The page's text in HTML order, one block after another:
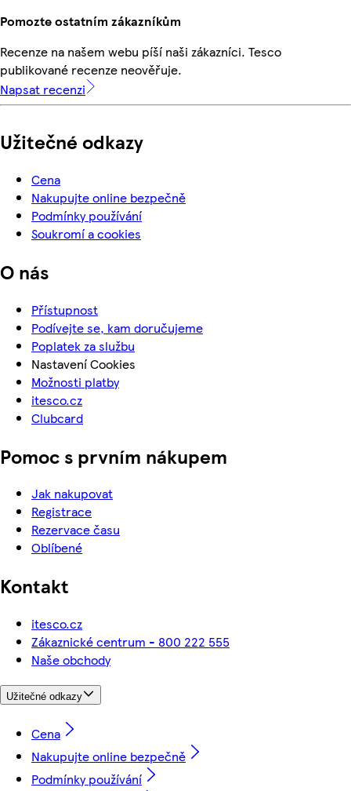
Pomozte ostatním zákazníkům
Recenze na našem webu píší naši zákazníci. Tesco
publikované recenze neověřuje.
Napsat recenzi
Užitečné odkazy
Cena
Nakupujte online bezpečně
Podmínky používání
Soukromí a cookies
O nás
Přístupnost
Podívejte se, kam doručujeme
Poplatek za službu
Nastavení Cookies
Možnosti platby
itesco.cz
Clubcard
Pomoc s prvním nákupem
Jak nakupovat
Registrace
Rezervace času
Oblíbené
Kontakt
itesco.cz
Zákaznické centrum - 800 222 555
Naše obchody
Užitečné odkazy
Cena
Nakupujte online bezpečně
Podmínky používání